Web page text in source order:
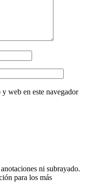
web en este navegador
ni subrayado.
para los más